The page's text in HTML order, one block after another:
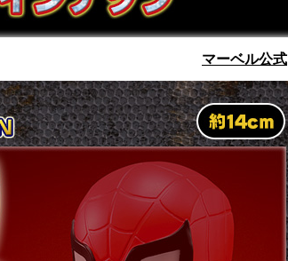
マーベル公式